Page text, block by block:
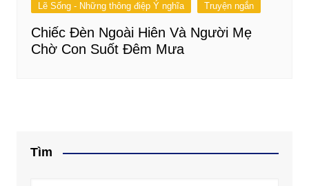
Lẽ Sống - Những thông điệp Ý nghĩa Truyện ngắn
Chiếc Đèn Ngoài Hiên Và Người Mẹ
Chờ Con Suốt Đêm Mưa
Tìm